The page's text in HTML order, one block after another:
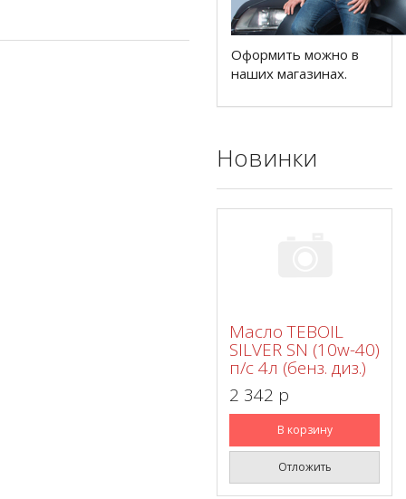
Оформить можно в
наших магазинах.
Новинки
Масло TEBOIL
SILVER SN (10w-40)
п/с 4л (бенз. диз.)
2 342 p
В корзину
Отложить